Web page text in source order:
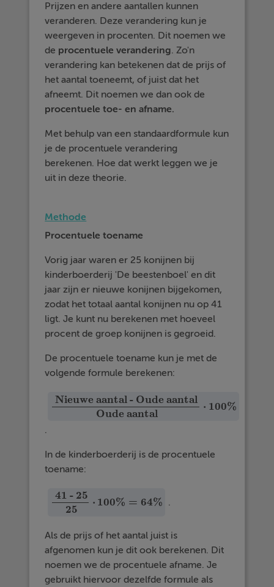
Prijzen en andere aantallen kunnen
veranderen. Deze verandering kun je
weergeven in procenten. Dit noemen we
de procentuele verandering. Zo'n
verandering kan betekenen dat de prijs of
het aantal toeneemt, of juist dat het
afneemt. Dit noemen we dan ook de
procentuele toe- en afname.
Met behulp van een standaardformule kun
je de procentuele verandering
berekenen. Hoe dat werkt leggen we je
uit in deze theorie.
Methode
Procentuele toename
Vorig jaar waren er 25 konijnen bij
kinderboerderij 'De beestenboel' en dit
jaar zijn er nieuwe konijnen bijgekomen,
zodat het totaal aantal konijnen nu op 41
ligt. Je kunt nu berekenen met hoeveel
procent de groep konijnen is gegroeid.
De procentuele toename kun je met de
volgende formule berekenen:
Nieuwe aantal - Oude aantal
Oude aantal
⋅ 100%
Nieuwe aantal - Oude aantalOude aantal·100
.
In de kinderboerderij is de procentuele
toename:
41 - 25
25
⋅ 100% = 64%
41 - 25 25·100%= 64% .
Als de prijs of het aantal juist is
afgenomen kun je dit ook berekenen. Dit
noemen we de procentuele afname. Je
gebruikt hiervoor dezelfde formule als